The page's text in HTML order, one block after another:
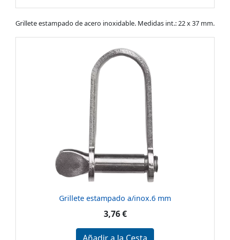
Grillete estampado de acero inoxidable. Medidas int.: 22 x 37 mm.
Grillete estampado a/inox.6 mm
3,76 €